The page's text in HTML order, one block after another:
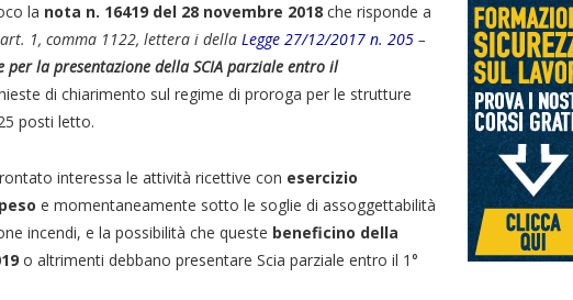
la nota n. 16419 del 28 novembre 2018 che risponde a
1, comma 1122, lettera i della Legge 27/12/2017 n. 205 –
per la presentazione della SCIA parziale entro il
di chiarimento sul regime di proroga per le strutture
posti letto.
interessa le attività ricettive con esercizio
e momentaneamente sotto le soglie di assoggettabilità
incendi, e la possibilità che queste beneficino della
o altrimenti debbano presentare Scia parziale entro il 1°